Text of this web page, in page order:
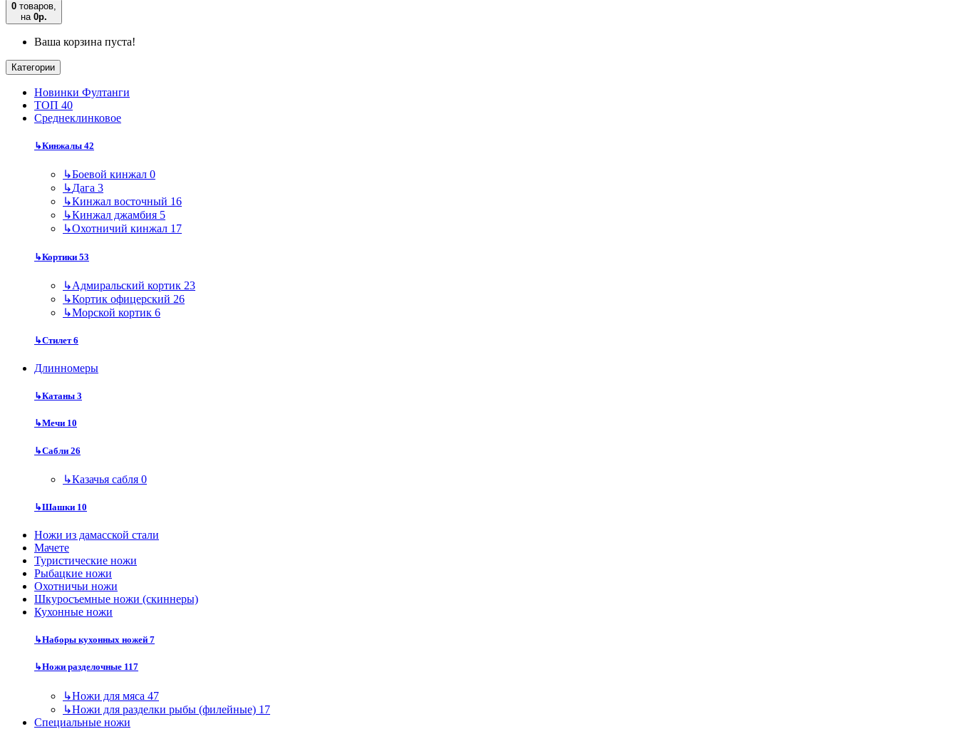
0 товаров,
на 0р.
Ваша корзина пуста!
Категории
Новинки Фултанги
ТОП 40
Среднеклинковое
↳Кинжалы 42
↳Боевой кинжал 0
↳Дага 3
↳Кинжал восточный 16
↳Кинжал джамбия 5
↳Охотничий кинжал 17
↳Кортики 53
↳Адмиральский кортик 23
↳Кортик офицерский 26
↳Морской кортик 6
↳Стилет6
Длинномеры
↳Катаны 3
↳Мечи 10
↳Сабли 26
↳Казачья сабля 0
↳Шашки 10
Ножи из дамасской стали
Мачете
Туристические ножи
Рыбацкие ножи
Охотничьи ножи
Шкуросъемные ножи (скиннеры)
Кухонные ножи
↳Наборы кухонных ножей 7
↳Ножи разделочные 117
↳Ножи для мяса 47
↳Ножи для разделки рыбы (филейные) 17
Специальные ножи